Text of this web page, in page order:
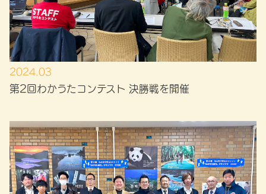
2024.03
第2回わかうたコンテスト 決勝戦を開催